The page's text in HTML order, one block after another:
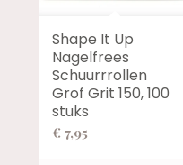
Shape It Up
Nagelfrees
Schuurrrollen
Grof Grit 150, 100
stuks
€ 7,95